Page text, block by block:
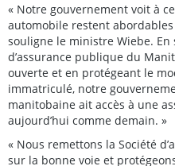
« Notre gouvernement voit à
automobile restent
souligne le ministre Wiebe. En
d’assurance publique du
ouverte et en protégeant le
immatriculé, notre
manitobaine ait accès à une
aujourd’hui comme demain. »
« Nous remettons la Société
sur la bonne voie et